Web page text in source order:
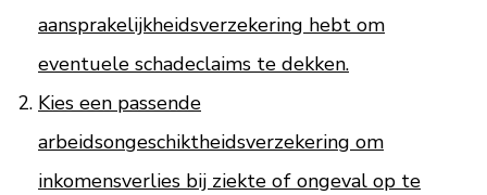
aansprakelijkheidsverzekering hebt om
eventuele schadeclaims te dekken.
Kies een passende
arbeidsongeschiktheidsverzekering om
inkomensverlies bij ziekte of ongeval op te